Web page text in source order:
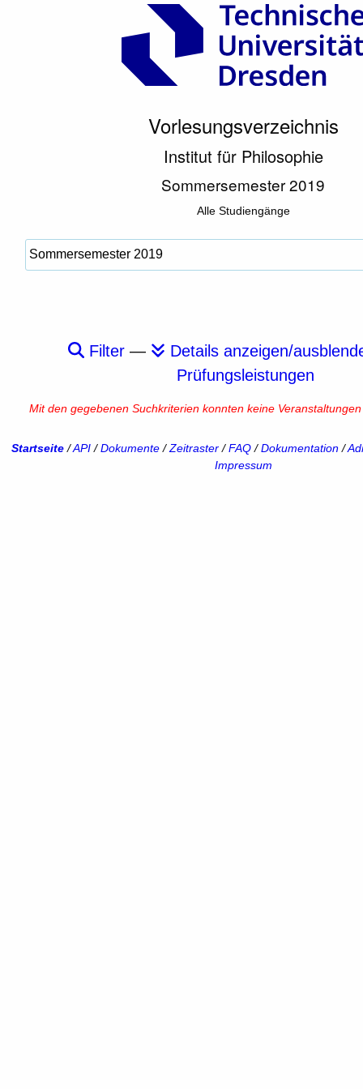
Vorlesungsverzeichnis
Institut für Philosophie
Sommersemester 2019
Alle Studiengänge
Filter —
Details anzeigen/
Prüfungsleistungen
Mit den gegebenen Suchkriterien konnten keine
Startseite/API/Dokumente/Zeitraster/FAQ/Dokumentation/
Impressum